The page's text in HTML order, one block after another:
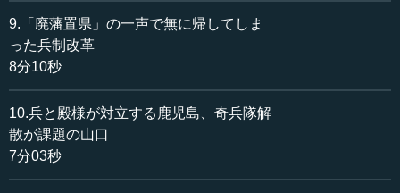
●ヨーロッパ文明に触れ、「富国強兵のもとは人物養
遣欧使節団はシンガポールからヨーロッパに渡り、パリ
からイギリス、ベルリン、ペテルスブルグ、そして東洋を
回って帰ってきます。ほぼ11カ月の旅程で、外交的には大
9.「廃藩置県」の一声で無に帰してしま
った兵制改革
8分10秒
10.兵と殿様が対立する鹿児島、奇兵隊解
散が課題の山口
7分03秒